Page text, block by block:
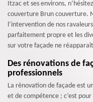
Itzac et ses environs,
couverture Brun couverture.
l’intervention de nos
parfaitement propre et les
sur votre façade ne
Des rénovations de
professionnels
La rénovation de façade est
et de compétence ; c’est